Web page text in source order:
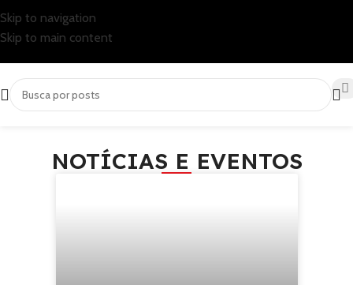
Skip to navigation
Skip to main content
NOTÍCIAS E EVENTOS